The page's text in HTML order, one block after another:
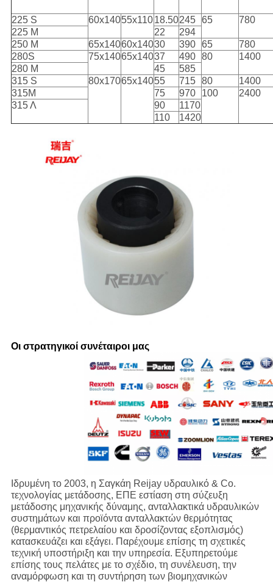
225 S 60x14055x11018.50245 65
780
225 Μ
22
294
250 Μ
65x14060x14030 390 65
780
280S
75x14065x14037 490 80
1400
280 Μ
45
585
315 S
80x17065x14055 715 80
1400
315M
75 970 100
2400
315 Λ
90
1170
110
1420
Οι στρατηγικοί συνέταιροι μας
Ιδρυμένη το 2003, η Σαγκάη Reijay υδραυλικό & Co.
τεχνολογίας μετάδοσης, ΕΠΕ εστίαση στη σύζευξη
μετάδοσης μηχανικής δύναμης, ανταλλακτικά υδραυλικών
συστημάτων και προϊόντα ανταλλακτών θερμότητας
(θερμαντικός πετρελαίου και δροσίζοντας εξοπλισμός)
κατασκευάζει και εξάγει. Παρέχουμε επίσης τη σχετικές
τεχνική υποστήριξη και την υπηρεσία. Εξυπηρετούμε
επίσης τους πελάτες με το σχέδιο, τη συνέλευση, την
αναμόρφωση και τη συντήρηση των βιομηχανικών